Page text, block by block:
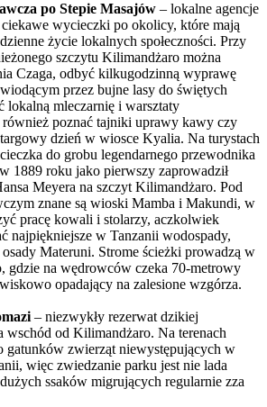
po Stepie Masajów – lokalne agencje
wycieczki po okolicy, które mają
życie lokalnych społeczności. Przy
szczytu Kilimandżaro można
Czaga, odbyć kilkugodzinną wyprawę
przez bujne lasy do świętych
lokalną mleczarnię i warsztaty
poznać tajniki uprawy kawy czy
dzień w wiosce Kyalia. Na turystach
do grobu legendarnego przewodnika
1889 roku jako pierwszy zaprowadził
Meyera na szczyt Kilimandżaro. Pod
znane są wioski Mamba i Makundi, w
pracę kowali i stolarzy, aczkolwiek
najpiękniejsze w Tanzanii wodospady,
Materuni. Strome ścieżki prowadzą w
gdzie na wędrowców czeka 70-metrowy
opadający na zalesione wzgórza.
– niezwykły rezerwat dzikiej
wschód od Kilimandżaro. Na terenach
gatunków zwierząt niewystępujących w
więc zwiedzanie parku jest nie lada
ssaków migrujących regularnie zza